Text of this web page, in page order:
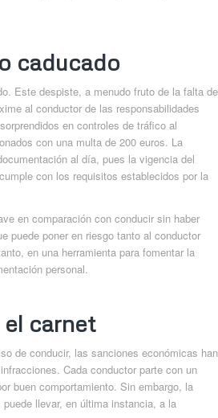
caducado
Este despiste, a menudo fruto de la falta de
al conductor de las responsabilidades
en controles de tráfico al
con una multa de 200 euros. La
al día, pues la vigencia del
con los requisitos establecidos por la
en comparación con conducir sin haber
puede poner en riesgo tanto al conductor
en una herramienta para fomentar la
personal.
el carnet
de conducir, las sanciones económicas han
Cada conductor parte con un
buen comportamiento. Sin embargo, la
llevar, en última instancia, a la